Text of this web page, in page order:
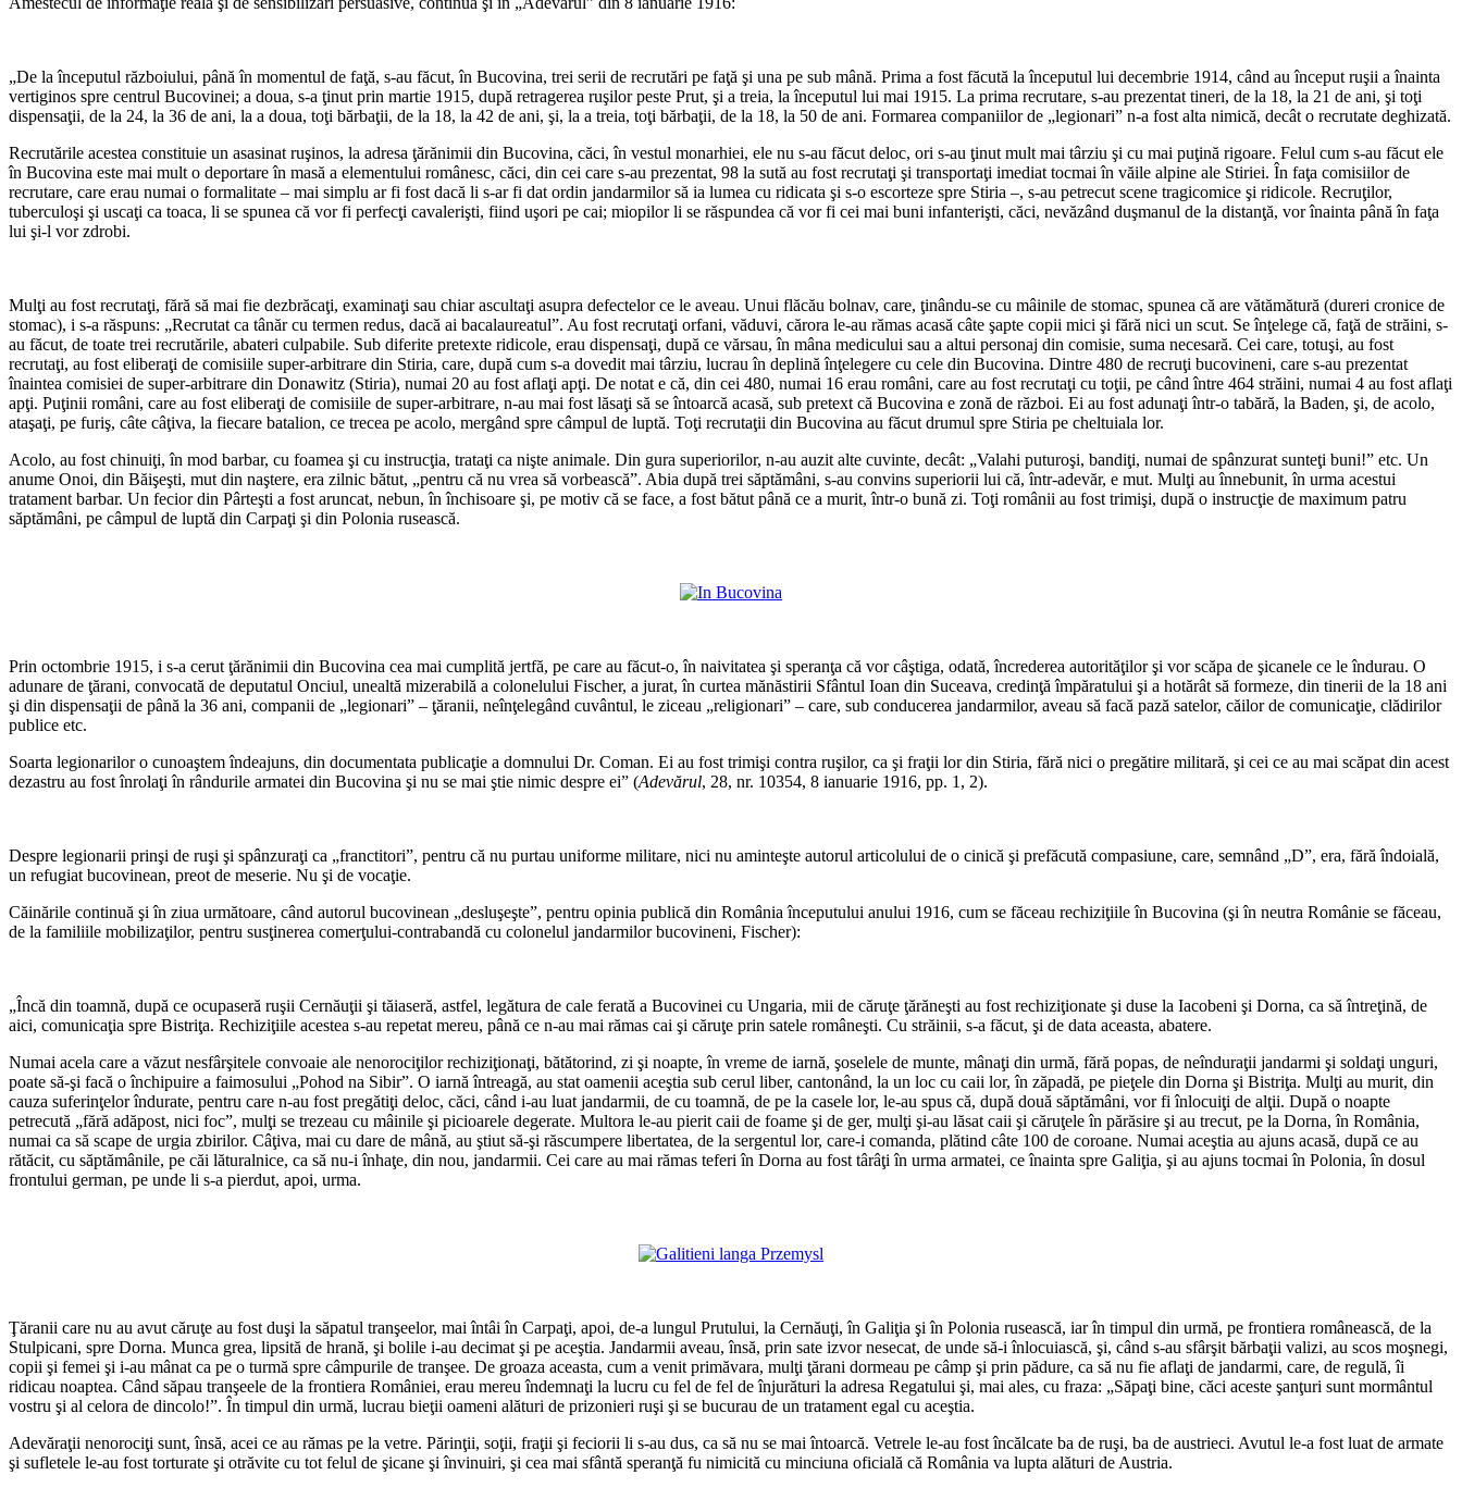
„De la începutul războiului, până în momentul de faţă, s-au făcut, în Bucovina, trei serii de recrutări pe faţă şi una pe sub mână. Prima a fost făcută la începutul lui decembrie 1914, când au început ruşii a înainta
vertiginos spre centrul Bucovinei; a doua, s-a ţinut prin martie 1915, după retragerea ruşilor peste Prut, şi a treia, la începutul lui mai 1915. La prima recrutare, s-au prezentat tineri, de la 18, la 21 de ani, şi toţi
dispensaţii, de la 24, la 36 de ani, la a doua, toţi bărbaţii, de la 18, la 42 de ani, şi, la a treia, toţi bărbaţii, de la 18, la 50 de ani. Formarea companiilor de „legionari” n-a fost alta nimică, decât o recrutate deghizată.
Recrutările acestea constituie un asasinat ruşinos, la adresa ţărănimii din Bucovina, căci, în vestul monarhiei, ele nu s-au făcut deloc, ori s-au ţinut mult mai târziu şi cu mai puţină rigoare. Felul cum s-au făcut ele
în Bucovina este mai mult o deportare în masă a elementului românesc, căci, din cei care s-au prezentat, 98 la sută au fost recrutaţi şi transportaţi imediat tocmai în văile alpine ale Stiriei. În faţa comisiilor de
recrutare, care erau numai o formalitate – mai simplu ar fi fost dacă li s-ar fi dat ordin jandarmilor să ia lumea cu ridicata şi s-o escorteze spre Stiria –, s-au petrecut scene tragicomice şi ridicole. Recruţilor,
tuberculoşi şi uscaţi ca toaca, li se spunea că vor fi perfecţi cavalerişti, fiind uşori pe cai; miopilor li se răspundea că vor fi cei mai buni infanterişti, căci, nevăzând duşmanul de la distanţă, vor înainta până în faţa
lui şi-l vor zdrobi.
Mulţi au fost recrutaţi, fără să mai fie dezbrăcaţi, examinaţi sau chiar ascultaţi asupra defectelor ce le aveau. Unui flăcău bolnav, care, ţinându-se cu mâinile de stomac, spunea că are vătămătură (dureri cronice de
stomac), i s-a răspuns: „Recrutat ca tânăr cu termen redus, dacă ai bacalaureatul”. Au fost recrutaţi orfani, văduvi, cărora le-au rămas acasă câte şapte copii mici şi fără nici un scut. Se înţelege că, faţă de străini, s-
au făcut, de toate trei recrutările, abateri culpabile. Sub diferite pretexte ridicole, erau dispensaţi, după ce vărsau, în mâna medicului sau a altui personaj din comisie, suma necesară. Cei care, totuşi, au fost
recrutaţi, au fost eliberaţi de comisiile super-arbitrare din Stiria, care, după cum s-a dovedit mai târziu, lucrau în deplină înţelegere cu cele din Bucovina. Dintre 480 de recruţi bucovineni, care s-au prezentat
înaintea comisiei de super-arbitrare din Donawitz (Stiria), numai 20 au fost aflaţi apţi. De notat e că, din cei 480, numai 16 erau români, care au fost recrutaţi cu toţii, pe când între 464 străini, numai 4 au fost aflaţi
apţi. Puţinii români, care au fost eliberaţi de comisiile de super-arbitrare, n-au mai fost lăsaţi să se întoarcă acasă, sub pretext că Bucovina e zonă de război. Ei au fost adunaţi într-o tabără, la Baden, şi, de acolo,
ataşaţi, pe furiş, câte câţiva, la fiecare batalion, ce trecea pe acolo, mergând spre câmpul de luptă. Toţi recrutaţii din Bucovina au făcut drumul spre Stiria pe cheltuiala lor.
Acolo, au fost chinuiţi, în mod barbar, cu foamea şi cu instrucţia, trataţi ca nişte animale. Din gura superiorilor, n-au auzit alte cuvinte, decât: „Valahi puturoşi, bandiţi, numai de spânzurat sunteţi buni!” etc. Un
anume Onoi, din Băişeşti, mut din naştere, era zilnic bătut, „pentru că nu vrea să vorbească”. Abia după trei săptămâni, s-au convins superiorii lui că, într-adevăr, e mut. Mulţi au înnebunit, în urma acestui
tratament barbar. Un fecior din Pârteşti a fost aruncat, nebun, în închisoare şi, pe motiv că se face, a fost bătut până ce a murit, într-o bună zi. Toţi românii au fost trimişi, după o instrucţie de maximum patru
săptămâni, pe câmpul de luptă din Carpaţi şi din Polonia rusească.
Prin octombrie 1915, i s-a cerut ţărănimii din Bucovina cea mai cumplită jertfă, pe care au făcut-o, în naivitatea şi speranţa că vor câştiga, odată, încrederea autorităţilor şi vor scăpa de şicanele ce le îndurau. O
adunare de ţărani, convocată de deputatul Onciul, unealtă mizerabilă a colonelului Fischer, a jurat, în curtea mănăstirii Sfântul Ioan din Suceava, credinţă împăratului şi a hotărât să formeze, din tinerii de la 18 ani
şi din dispensaţii de până la 36 ani, companii de „legionari” – ţăranii, neînţelegând cuvântul, le ziceau „religionari” – care, sub conducerea jandarmilor, aveau să facă pază satelor, căilor de comunicaţie, clădirilor
publice etc.
Soarta legionarilor o cunoaştem îndeajuns, din documentata publicaţie a domnului Dr. Coman. Ei au fost trimişi contra ruşilor, ca şi fraţii lor din Stiria, fără nici o pregătire militară, şi cei ce au mai scăpat din acest
dezastru au fost înrolaţi în rândurile armatei din Bucovina şi nu se mai ştie nimic despre ei” (Adevărul, 28, nr. 10354, 8 ianuarie 1916, pp. 1, 2).
Despre legionarii prinşi de ruşi şi spânzuraţi ca „franctitori”, pentru că nu purtau uniforme militare, nici nu aminteşte autorul articolului de o cinică şi prefăcută compasiune, care, semnând „D”, era, fără îndoială,
un refugiat bucovinean, preot de meserie. Nu şi de vocaţie.
Căinările continuă şi în ziua următoare, când autorul bucovinean „desluşeşte”, pentru opinia publică din România începutului anului 1916, cum se făceau rechiziţiile în Bucovina (şi în neutra Românie se făceau,
de la familiile mobilizaţilor, pentru susţinerea comerţului-contrabandă cu colonelul jandarmilor bucovineni, Fischer):
„Încă din toamnă, după ce ocupaseră ruşii Cernăuţii şi tăiaseră, astfel, legătura de cale ferată a Bucovinei cu Ungaria, mii de căruţe ţărăneşti au fost rechiziţionate şi duse la Iacobeni şi Dorna, ca să întreţină, de
aici, comunicaţia spre Bistriţa. Rechiziţiile acestea s-au repetat mereu, până ce n-au mai rămas cai şi căruţe prin satele româneşti. Cu străinii, s-a făcut, şi de data aceasta, abatere.
Numai acela care a văzut nesfârşitele convoaie ale nenorociţilor rechiziţionaţi, bătătorind, zi şi noapte, în vreme de iarnă, şoselele de munte, mânaţi din urmă, fără popas, de neînduraţii jandarmi şi soldaţi unguri,
poate să-şi facă o închipuire a faimosului „Pohod na Sibir”. O iarnă întreagă, au stat oamenii aceştia sub cerul liber, cantonând, la un loc cu caii lor, în zăpadă, pe pieţele din Dorna şi Bistriţa. Mulţi au murit, din
cauza suferinţelor îndurate, pentru care n-au fost pregătiţi deloc, căci, când i-au luat jandarmii, de cu toamnă, de pe la casele lor, le-au spus că, după două săptămâni, vor fi înlocuiţi de alţii. După o noapte
petrecută „fără adăpost, nici foc”, mulţi se trezeau cu mâinile şi picioarele degerate. Multora le-au pierit caii de foame şi de ger, mulţi şi-au lăsat caii şi căruţele în părăsire şi au trecut, pe la Dorna, în România,
numai ca să scape de urgia zbirilor. Câţiva, mai cu dare de mână, au ştiut să-şi răscumpere libertatea, de la sergentul lor, care-i comanda, plătind câte 100 de coroane. Numai aceştia au ajuns acasă, după ce au
rătăcit, cu săptămânile, pe căi lăturalnice, ca să nu-i înhaţe, din nou, jandarmii. Cei care au mai rămas teferi în Dorna au fost târâţi în urma armatei, ce înainta spre Galiţia, şi au ajuns tocmai în Polonia, în dosul
frontului german, pe unde li s-a pierdut, apoi, urma.
Ţăranii care nu au avut căruţe au fost duşi la săpatul tranşeelor, mai întâi în Carpaţi, apoi, de-a lungul Prutului, la Cernăuţi, în Galiţia şi în Polonia rusească, iar în timpul din urmă, pe frontiera românească, de la
Stulpicani, spre Dorna. Munca grea, lipsită de hrană, şi bolile i-au decimat şi pe aceştia. Jandarmii aveau, însă, prin sate izvor nesecat, de unde să-i înlocuiască, şi, când s-au sfârşit bărbaţii valizi, au scos moşnegi,
copii şi femei şi i-au mânat ca pe o turmă spre câmpurile de tranşee. De groaza aceasta, cum a venit primăvara, mulţi ţărani dormeau pe câmp şi prin pădure, ca să nu fie aflaţi de jandarmi, care, de regulă, îi
ridicau noaptea. Când săpau tranşeele de la frontiera României, erau mereu îndemnaţi la lucru cu fel de fel de înjurături la adresa Regatului şi, mai ales, cu fraza: „Săpaţi bine, căci aceste şanţuri sunt mormântul
vostru şi al celora de dincolo!”. În timpul din urmă, lucrau bieţii oameni alături de prizonieri ruşi şi se bucurau de un tratament egal cu aceştia.
Adevăraţii nenorociţi sunt, însă, acei ce au rămas pe la vetre. Părinţii, soţii, fraţii şi feciorii li s-au dus, ca să nu se mai întoarcă. Vetrele le-au fost încălcate ba de ruşi, ba de austrieci. Avutul le-a fost luat de armate
şi sufletele le-au fost torturate şi otrăvite cu tot felul de şicane şi învinuiri, şi cea mai sfântă speranţă fu nimicită cu minciuna oficială că România va lupta alături de Austria.